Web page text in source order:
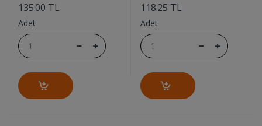
135.00 TL
Adet
118.25 TL
Adet